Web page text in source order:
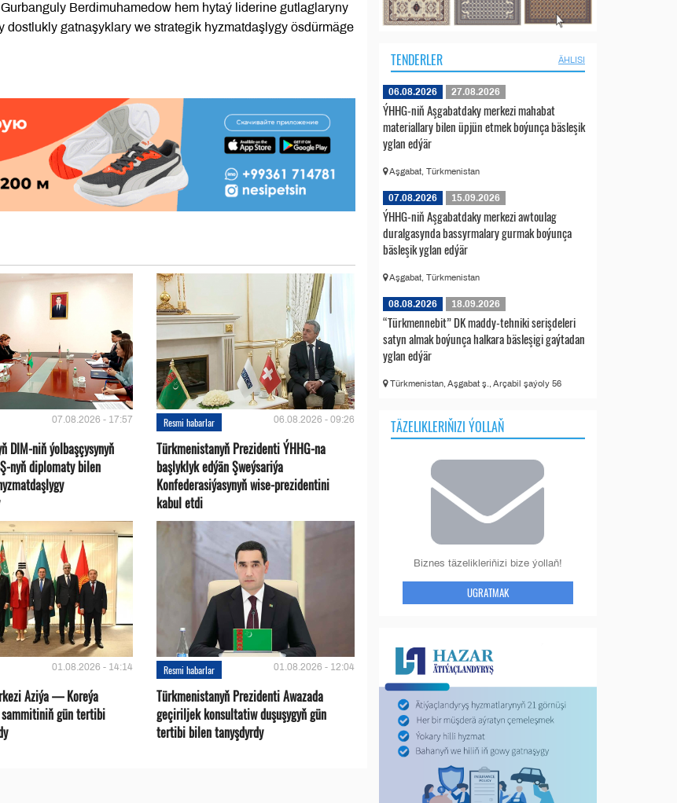
Berdimuhamedow hem hytaý liderine gutlaglaryny
gatnaşyklary we strategik hyzmatdaşlygy ösdürmäge
07.08.2026 - 17:57
DIM-niň ýolbaşçysynyň
nyň diplomaty bilen
Resmi habarlar 06.08.2026 - 09:26
Türkmenistanyň Prezidenti ÝHHG-na
başlyklyk edýän Şweýsariýa
Konfederasiýasynyň wise-prezidentini
kabul etdi
01.08.2026 - 14:14
Aziýa — Koreýa
sammitiniň gün tertibi
Resmi habarlar 01.08.2026 - 12:04
Türkmenistanyň Prezidenti Awazada
geçiriljek konsultatiw duşuşygyň gün
tertibi bilen tanyşdyrdy
TENDERLER ÄHLISI
06.08.2026 27.08.2026
ÝHHG-niň Aşgabatdaky merkezi mahabat
materiallary bilen üpjün etmek boýunça bäsleşik
yglan edýär
Aşgabat, Türkmenistan
07.08.2026 15.09.2026
ÝHHG-niň Aşgabatdaky merkezi awtoulag
duralgasynda bassyrmalary gurmak boýunça
bäsleşik yglan edýär
Aşgabat, Türkmenistan
08.08.2026 18.09.2026
“Türkmennebit” DK maddy-tehniki serişdeleri
satyn almak boýunça halkara bäsleşigi gaýtadan
yglan edýär
Türkmenistan, Aşgabat ş., Arçabil şaýoly 56
TÄZELIKLERIŇIZI ÝOLLAŇ
Biznes täzelikleriňizi bize ýollaň!
UGRATMAK